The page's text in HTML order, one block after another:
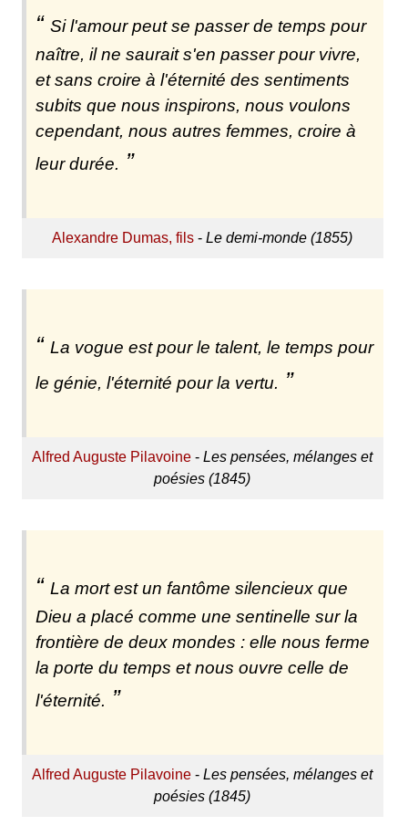
Si l'amour peut se passer de temps pour
naître, il ne saurait s'en passer pour vivre,
et sans croire à l'éternité des sentiments
subits que nous inspirons, nous voulons
cependant, nous autres femmes, croire à
leur durée.
Alexandre Dumas, fils -Le demi-monde (1855)
La vogue est pour le talent, le temps pour
le génie, l'éternité pour la vertu.
Alfred Auguste Pilavoine -Les pensées, mélanges et
poésies (1845)
La mort est un fantôme silencieux que
Dieu a placé comme une sentinelle sur la
frontière de deux mondes : elle nous ferme
la porte du temps et nous ouvre celle de
l'éternité.
Alfred Auguste Pilavoine -Les pensées, mélanges et
poésies (1845)